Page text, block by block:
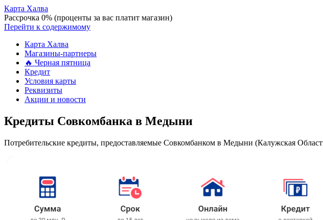
Карта Халва
Рассрочка 0% (проценты за вас платит магазин)
Перейти к содержимому
Карта Халва
Магазины-партнеры
🔥 Черная пятница
Кредит
Условия карты
Реквизиты
Акции и новости
Кредиты Совкомбанка в Медыни
Потребительские кредиты, предоставляемые Совкомбанком в Медыни (Калужская